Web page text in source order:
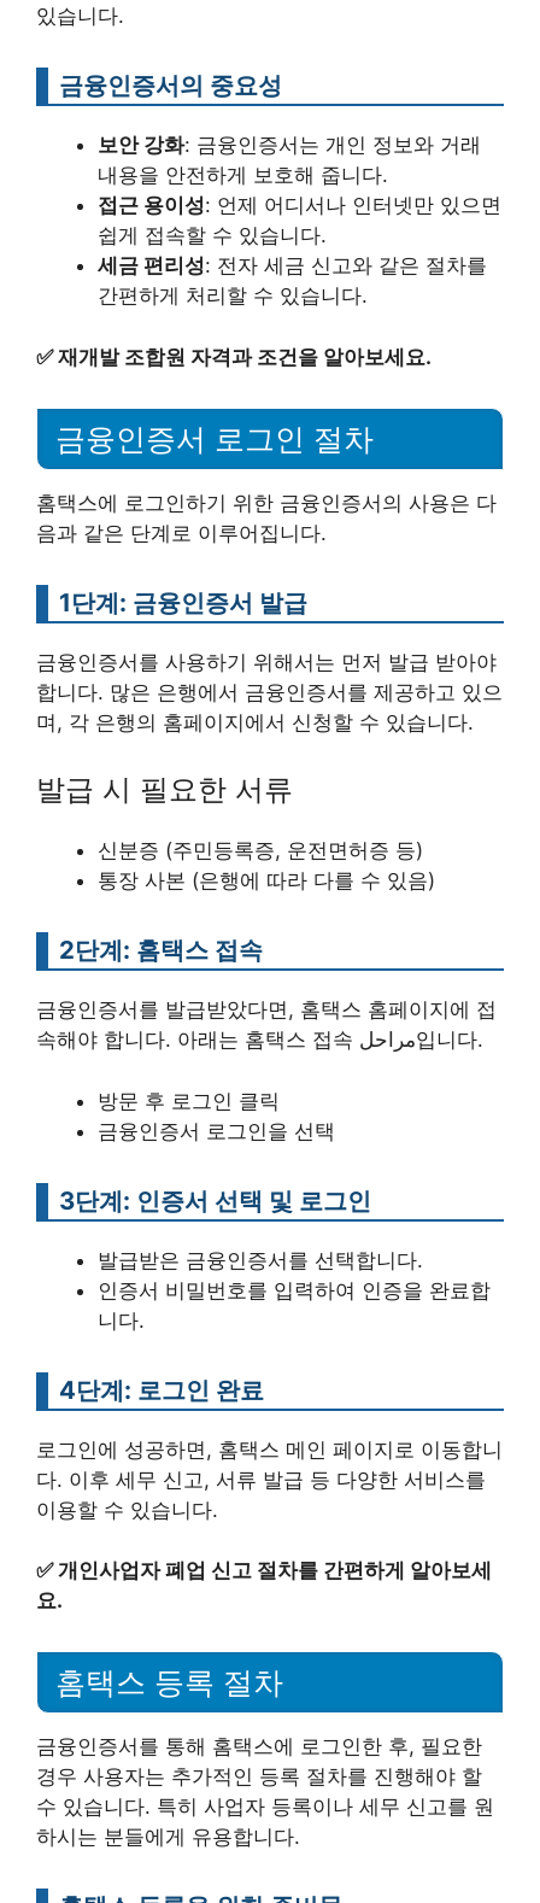
있습니다.
금융인증서의 중요성
보안 강화: 금융인증서는 개인 정보와 거래
내용을 안전하게 보호해 줍니다.
접근 용이성: 언제 어디서나 인터넷만 있으면
쉽게 접속할 수 있습니다.
세금 편리성: 전자 세금 신고와 같은 절차를
간편하게 처리할 수 있습니다.
✅재개발 조합원 자격과 조건을 알아보세요.
금융인증서 로그인 절차
홈택스에 로그인하기 위한 금융인증서의 사용은 다
음과 같은 단계로 이루어집니다.
1단계: 금융인증서 발급
금융인증서를 사용하기 위해서는 먼저 발급 받아야
합니다. 많은 은행에서 금융인증서를 제공하고 있으
며, 각 은행의 홈페이지에서 신청할 수 있습니다.
발급 시 필요한 서류
신분증 (주민등록증, 운전면허증 등)
통장 사본 (은행에 따라 다를 수 있음)
2단계: 홈택스 접속
금융인증서를 발급받았다면, 홈택스 홈페이지에 접
속해야 합니다. 아래는 홈택스 접속 مراحل입니다.
방문 후 로그인 클릭
금융인증서 로그인을 선택
3단계: 인증서 선택 및 로그인
발급받은 금융인증서를 선택합니다.
인증서 비밀번호를 입력하여 인증을 완료합
니다.
4단계: 로그인 완료
로그인에 성공하면, 홈택스 메인 페이지로 이동합니
다. 이후 세무 신고, 서류 발급 등 다양한 서비스를
이용할 수 있습니다.
✅개인사업자 폐업 신고 절차를 간편하게 알아보세
요.
홈택스 등록 절차
금융인증서를 통해 홈택스에 로그인한 후, 필요한
경우 사용자는 추가적인 등록 절차를 진행해야 할
수 있습니다. 특히 사업자 등록이나 세무 신고를 원
하시는 분들에게 유용합니다.